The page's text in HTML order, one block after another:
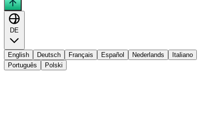
DE
English Deutsch Français Español Nederlands
Italiano
Português
Polski